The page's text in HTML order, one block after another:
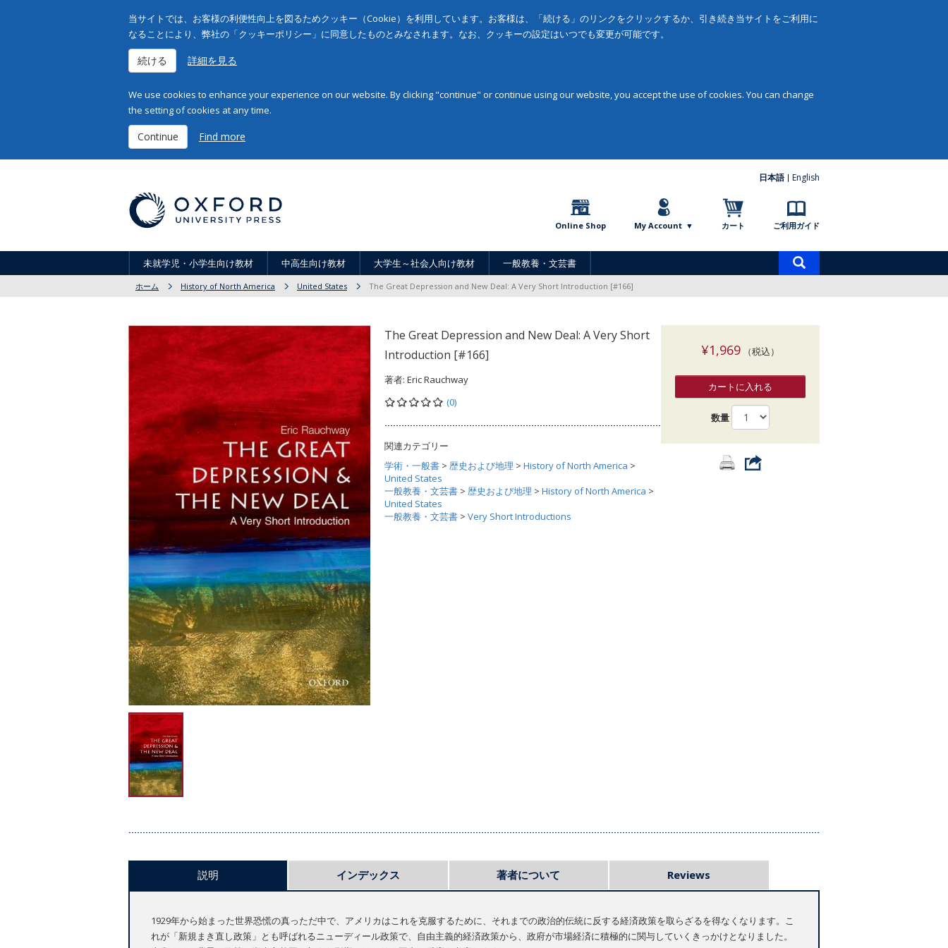
当サイトでは、お客様の利便性向上を図るためクッキー（Cookie）を利用しています。お客様は、「続ける」のリンクをクリックするか、引き続き当サイトをご利用に
なることにより、弊社の「クッキーポリシー」に同意したものとみなされます。なお、クッキーの設定はいつでも変更が可能です。
続ける 詳細を見る
We use cookies to enhance your experience on our website. By clicking "continue" or continue using our website, you accept the use of cookies. You can change
the setting of cookies at any time.
Continue Find more
日本語 English
Online Shop My Account カート ご利用ガイド
未就学児・小学生向け教材 中高生向け教材 大学生～社会人向け教材 一般教養・文芸書
索
ホーム History of North America United States The Great Depression and New Deal: A Very Short Introduction [#166]
The Great Depression and New Deal: A Very Short
Introduction [#166]
著者: Eric Rauchway
(0)
関連カテゴリー
学術・一般書 > 歴史および地理 > History of North America >
United States
一般教養・文芸書 > 歴史および地理 > History of North America >
United States
一般教養・文芸書 > Very Short Introductions
¥1,969（税込）
カートに入れる
数量
説明 インデックス 著者について Reviews
1929年から始まった世界恐慌の真っただ中で、アメリカはこれを克服するために、それまでの政治的伝統に反する経済政策を取らざるを得なくなります。こ
れが「新規まき直し政策」とも呼ばれるニューディール政策で、自由主義的経済政策から、政府が市場経済に積極的に関与していくきっかけとなりました。